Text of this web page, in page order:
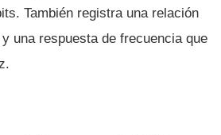
También registra una relación
una respuesta de frecuencia que